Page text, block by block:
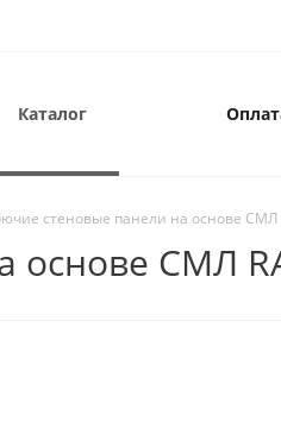
Каталог
стеновые панели на основе СМЛ
основе СМЛ